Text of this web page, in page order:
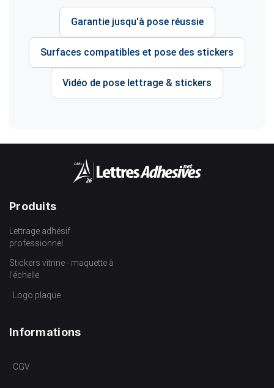
Garantie jusqu'à pose réussie
Surfaces compatibles et pose des stickers
Vidéo de pose lettrage & stickers
Produits
Lettrage adhésif
professionnel
Stickers vitrine - maquette à
l’échelle
Logo plaque
Informations
CGV